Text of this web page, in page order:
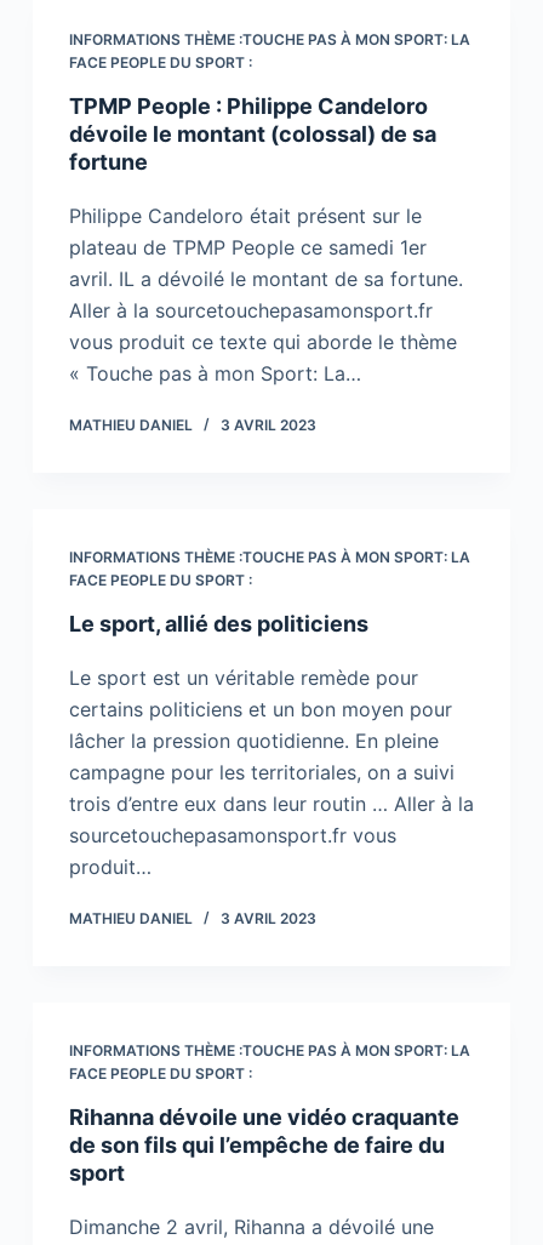
INFORMATIONS THÈME :TOUCHE PAS À MON SPORT: LA
FACE PEOPLE DU SPORT :
TPMP People : Philippe Candeloro
dévoile le montant (colossal) de sa
fortune
Philippe Candeloro était présent sur le
plateau de TPMP People ce samedi 1er
avril. IL a dévoilé le montant de sa fortune.
Aller à la sourcetouchepasamonsport.fr
vous produit ce texte qui aborde le thème
« Touche pas à mon Sport: La…
MATHIEU DANIEL 3 AVRIL 2023
INFORMATIONS THÈME :TOUCHE PAS À MON SPORT: LA
FACE PEOPLE DU SPORT :
Le sport, allié des politiciens
Le sport est un véritable remède pour
certains politiciens et un bon moyen pour
lâcher la pression quotidienne. En pleine
campagne pour les territoriales, on a suivi
trois d’entre eux dans leur routin … Aller à la
sourcetouchepasamonsport.fr vous
produit…
MATHIEU DANIEL 3 AVRIL 2023
INFORMATIONS THÈME :TOUCHE PAS À MON SPORT: LA
FACE PEOPLE DU SPORT :
Rihanna dévoile une vidéo craquante
de son fils qui l’empêche de faire du
sport
Dimanche 2 avril, Rihanna a dévoilé une